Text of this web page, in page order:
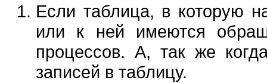
Если таблица, в которую
или к ней имеются
процессов. А, так же
записей в таблицу.